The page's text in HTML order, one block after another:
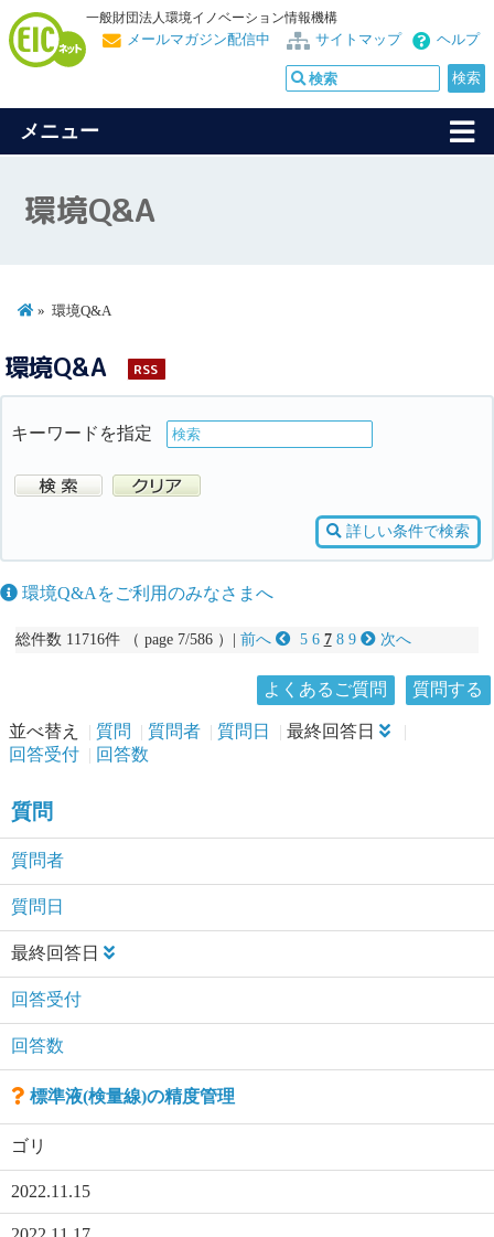
一般財団法人環境イノベーション情報機構
ヘルプ
サイトマップ
メールマガジン配信中
メニュー
環境Q&A
環境Q&A
環境Q&A RSS
キーワードを指定
詳しい条件で検索
環境Q&Aをご利用のみなさまへ
総件数 11716件 （ page 7/586 ）| 前へ 5 6 7 8 9 次へ
よくあるご質問 質問する
並べ替え 質問 質問者 質問日
最終回答日
回答受付
回答数
質問
質問者
質問日
最終回答日
回答受付
回答数
標準液(検量線)の精度管理
ゴリ
2022.11.15